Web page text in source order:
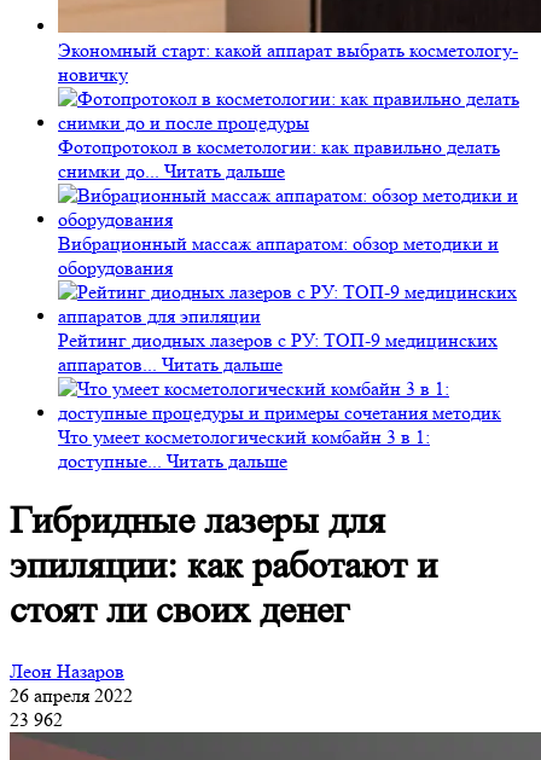
Экономный старт: какой аппарат выбрать косметологу-
новичку
Фотопротокол в косметологии: как правильно делать
снимки до... Читать дальше
Вибрационный массаж аппаратом: обзор методики и
оборудования
Рейтинг диодных лазеров с РУ: ТОП-9 медицинских
аппаратов... Читать дальше
Что умеет косметологический комбайн 3 в 1:
доступные... Читать дальше
Гибридные лазеры для
эпиляции: как работают и
стоят ли своих денег
Леон Назаров
26 апреля 2022
23 962